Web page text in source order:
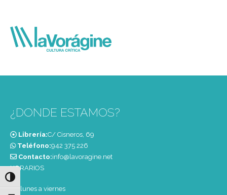
Alternar alto contraste
¿DONDE ESTAMOS?
Librería:C/ Cisneros, 69
Teléfono:‭942 375 226‬
Contacto:info@lavoragine.net
HORARIOS
De lunes a viernes